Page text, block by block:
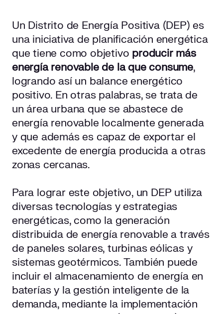
Un Distrito de Energía Positiva (DEP) es
una iniciativa de planificación energética
que tiene como objetivo producir más
energía renovable de la que consume,
logrando así un balance energético
positivo. En otras palabras, se trata de
un área urbana que se abastece de
energía renovable localmente generada
y que además es capaz de exportar el
excedente de energía producida a otras
zonas cercanas.
Para lograr este objetivo, un DEP utiliza
diversas tecnologías y estrategias
energéticas, como la generación
distribuida de energía renovable a través
de paneles solares, turbinas eólicas y
sistemas geotérmicos. También puede
incluir el almacenamiento de energía en
baterías y la gestión inteligente de la
demanda, mediante la implementación